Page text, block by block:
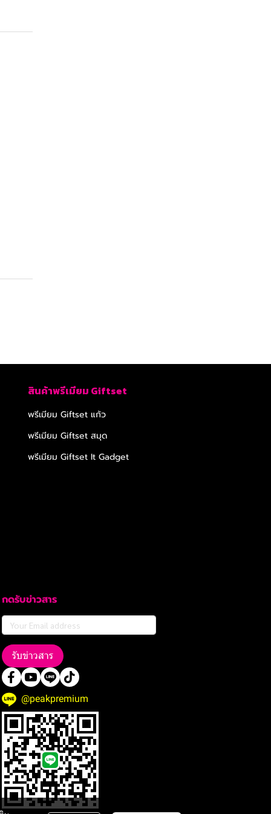
สินค้าพรีเมียม Giftset
พรีเมียม Giftset แก้ว
พรีเมียม Giftset สมุด
พรีเมียม Giftset It Gadget
กดรับข่าวสาร
รับข่าวสาร
@peakpremium